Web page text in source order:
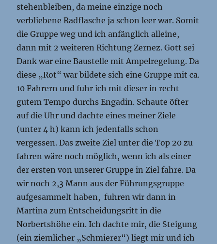
stehenbleiben, da meine einzige noch
verbliebene Radflasche ja schon leer war. Somit
die Gruppe weg und ich anfänglich alleine,
dann mit 2 weiteren Richtung Zernez. Gott sei
Dank war eine Baustelle mit Ampelregelung. Da
diese „Rot“ war bildete sich eine Gruppe mit ca.
10 Fahrern und fuhr ich mit dieser in recht
gutem Tempo durchs Engadin. Schaute öfter
auf die Uhr und dachte eines meiner Ziele
(unter 4 h) kann ich jedenfalls schon
vergessen. Das zweite Ziel unter die Top 20 zu
fahren wäre noch möglich, wenn ich als einer
der ersten von unserer Gruppe in Ziel fahre. Da
wir noch 2,3 Mann aus der Führungsgruppe
aufgesammelt haben, fuhren wir dann in
Martina zum Entscheidungsritt in die
Norbertshöhe ein. Ich dachte mir, die Steigung
(ein ziemlicher „Schmierer“) liegt mir und ich